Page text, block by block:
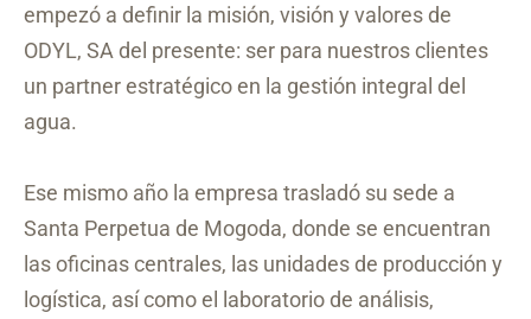
empezó a definir la misión, visión y valores de
ODYL, SA del presente: ser para nuestros clientes
un partner estratégico en la gestión integral del
agua.
Ese mismo año la empresa trasladó su sede a
Santa Perpetua de Mogoda, donde se encuentran
las oficinas centrales, las unidades de producción y
logística, así como el laboratorio de análisis,